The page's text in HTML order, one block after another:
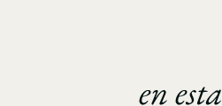
en esta